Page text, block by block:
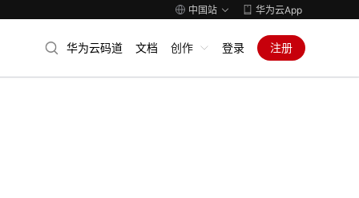
中国站 华为云App
华为云码道 文档 创作 登录 注册